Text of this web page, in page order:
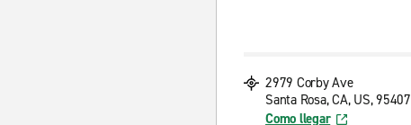
2979 Corby Ave
Santa Rosa, CA, US, 95407
Como llegar